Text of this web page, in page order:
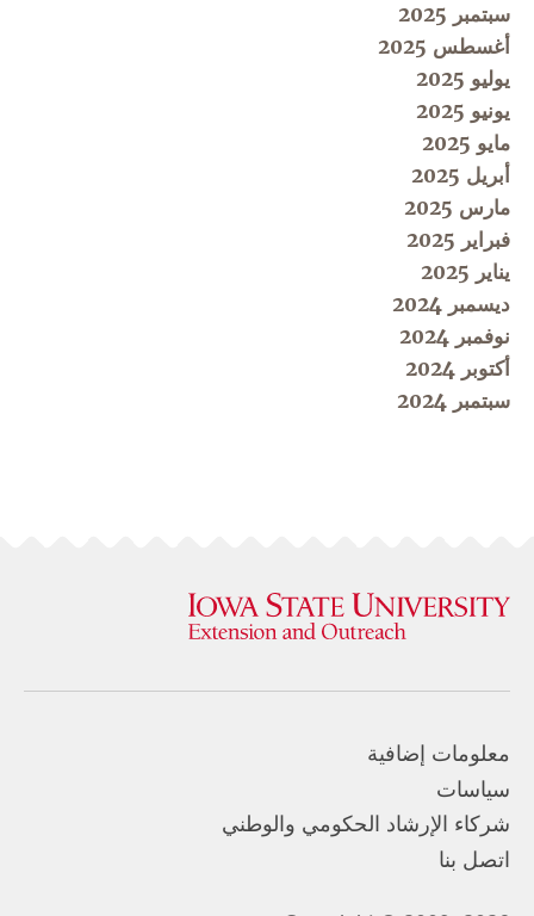
سبتمبر 2025
أغسطس 2025
يوليو 2025
يونيو 2025
مايو 2025
أبريل 2025
مارس 2025
فبراير 2025
يناير 2025
ديسمبر 2024
نوفمبر 2024
أكتوبر 2024
سبتمبر 2024
معلومات إضافية
سياسات
شركاء الإرشاد الحكومي والوطني
اتصل بنا